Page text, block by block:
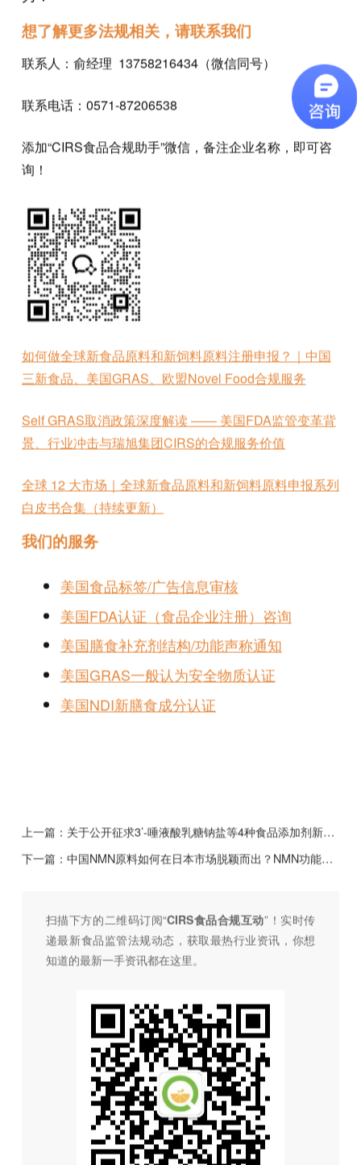
想了解更多法规相关，请联系我们
联系人：俞经理 13758216434（微信同号）
联系电话：0571-87206538
添加“CIRS食品合规助手”微信，备注企业名称，即可咨
询！
如何做全球新食品原料和新饲料原料注册申报？｜中国
三新食品、美国GRAS、欧盟Novel Food合规服务
Self GRAS取消政策深度解读 —— 美国FDA监管变革背
景、行业冲击与瑞旭集团CIRS的合规服务价值
全球 12 大市场｜全球新食品原料和新饲料原料申报系列
白皮书合集（持续更新）
我们的服务
美国食品标签/广告信息审核
美国FDA认证（食品企业注册）咨询
美国膳食补充剂结构/功能声称通知
美国GRAS一般认为安全物质认证
美国NDI新膳食成分认证
上一篇： 关于公开征求3’-唾液酸乳糖钠盐等4种食品添加剂新品种意见
下一篇： 中国NMN原料如何在日本市场脱颖而出？NMN功能性标示食品备案统计介绍
扫描下方的二维码订阅“CIRS食品合规互动”！ 实时传
递最新食品监管法规动态，获取最热行业资讯， 你想
知道的最新一手资讯都在这里。